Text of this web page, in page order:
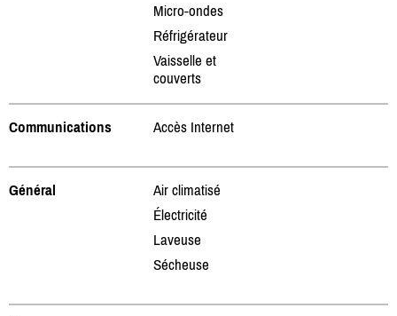
Micro-ondes
Réfrigérateur
Vaisselle et
couverts
Communications Accès Internet
Général
Air climatisé
Électricité
Laveuse
Sécheuse